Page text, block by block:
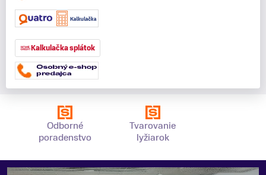
Kalkulačka splátok
Odborné
poradenstvo
Tvarovanie
lyžiarok